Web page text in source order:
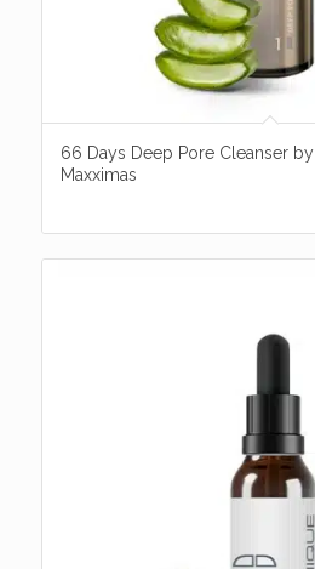
66 Days Deep Pore Cleanser by
Maxximas